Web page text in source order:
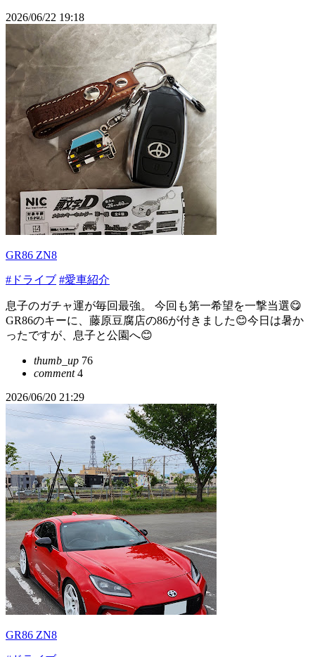
2026/06/22 19:18
GR86 ZN8
#ドライブ #愛車紹介
息子のガチャ運が毎回最強。 今回も第一希望を一撃当選😋
GR86のキーに、藤原豆腐店の86が付きました😊今日は暑か
ったですが、息子と公園へ😊
thumb_up 76
comment4
2026/06/20 21:29
GR86 ZN8